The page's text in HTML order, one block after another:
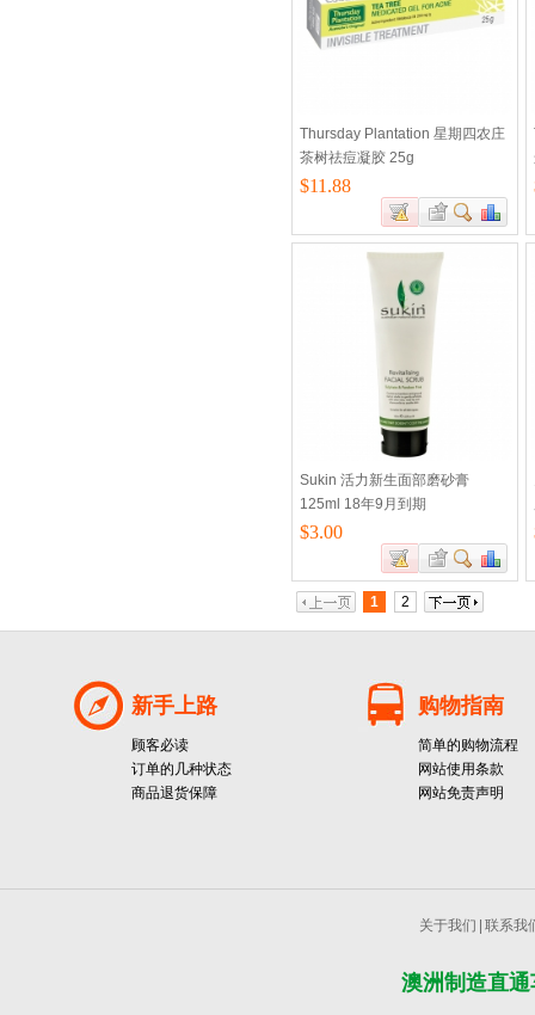
Thursday Plantation 星期四农庄
茶树祛痘凝胶 25g
$11.88
Sukin 活力新生面部磨砂膏
125ml 18年9月到期
$3.00
1 2
新手上路
顾客必读
订单的几种状态
商品退货保障
购物指南
简单的购物流程
网站使用条款
网站免责声明
关于我们 联系我
澳洲制造直